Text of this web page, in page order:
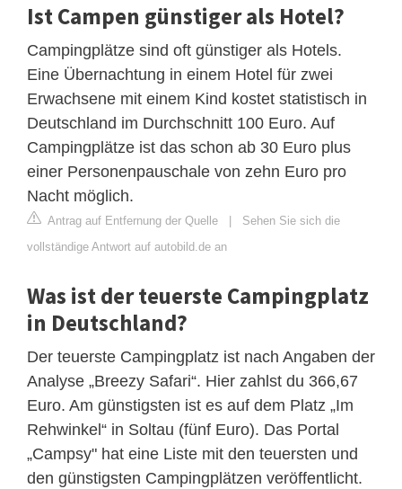
Ist Campen günstiger als Hotel?
Campingplätze sind oft günstiger als Hotels.
Eine Übernachtung in einem Hotel für zwei
Erwachsene mit einem Kind kostet statistisch in
Deutschland im Durchschnitt 100 Euro. Auf
Campingplätze ist das schon ab 30 Euro plus
einer Personenpauschale von zehn Euro pro
Nacht möglich.
Antrag auf Entfernung der Quelle | Sehen Sie sich die
vollständige Antwort auf autobild.de an
Was ist der teuerste Campingplatz
in Deutschland?
Der teuerste Campingplatz ist nach Angaben der
Analyse „Breezy Safari“. Hier zahlst du 366,67
Euro. Am günstigsten ist es auf dem Platz „Im
Rehwinkel“ in Soltau (fünf Euro). Das Portal
„Campsy" hat eine Liste mit den teuersten und
den günstigsten Campingplätzen veröffentlicht.